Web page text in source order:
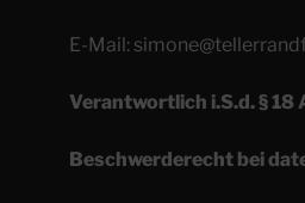
E-Mail:
Verantwortlich i.S.d. § 18
Beschwerderecht bei